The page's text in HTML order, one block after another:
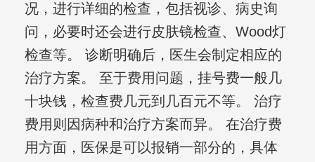
况，进行详细的检查，包括视诊、病史询
问，必要时还会进行皮肤镜检查、Wood灯
检查等。 诊断明确后，医生会制定相应的
治疗方案。 至于费用问题，挂号费一般几
十块钱，检查费几元到几百元不等。 治疗
费用则因病种和治疗方案而异。 在治疗费
用方面，医保是可以报销一部分的，具体